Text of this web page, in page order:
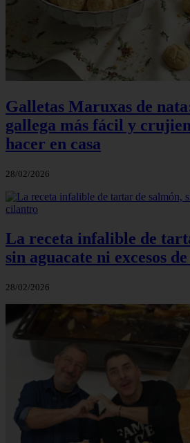
Galletas Maruxas de
gallega más fácil y
hacer en casa
28/02/2026
La receta infalible de
sin aguacate ni excesos
28/02/2026